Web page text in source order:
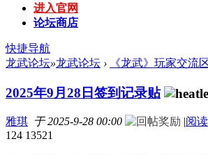
进入官网
论坛商店
快捷导航
龙武论坛»龙武论坛 › 《龙武》玩家交流
2025年9月28日签到记录贴
雅琪 于 2025-9-28 00:00 |阅
124 13521